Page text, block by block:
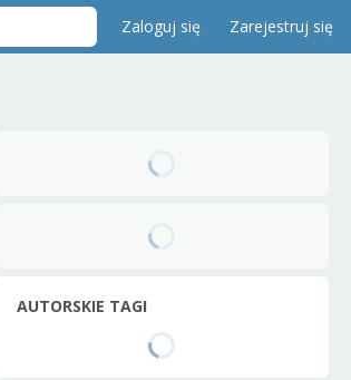
Zaloguj się Zarejestruj się
AUTORSKIE TAGI